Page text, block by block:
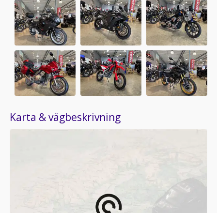
Karta & vägbeskrivning